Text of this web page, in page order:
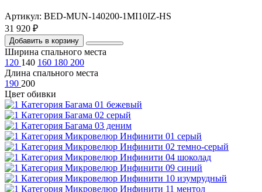
Артикул: BED-MUN-140200-1MI10IZ-HS
31 920 ₽
Добавить в корзину
Ширина спального места
120 140 160 180 200
Длина спального места
190 200
Цвет обивки